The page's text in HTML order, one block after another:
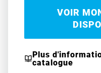
VOIR
Plus
catalogue